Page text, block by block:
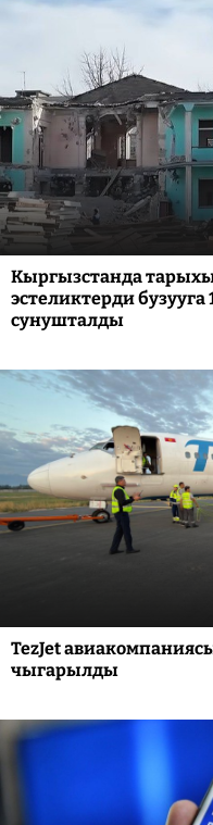
Кыргызстанда
эстеликтерди
сунушталды
TezJet
чыгарылды